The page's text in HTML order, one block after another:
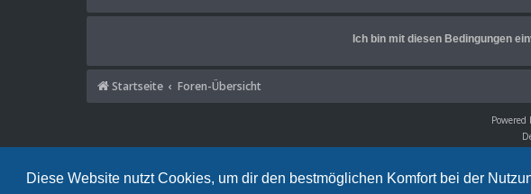
Diese Website nutzt Cookies, um dir den bestmöglichen Komfort bei der
Startseite Foren-Übersicht
Powered